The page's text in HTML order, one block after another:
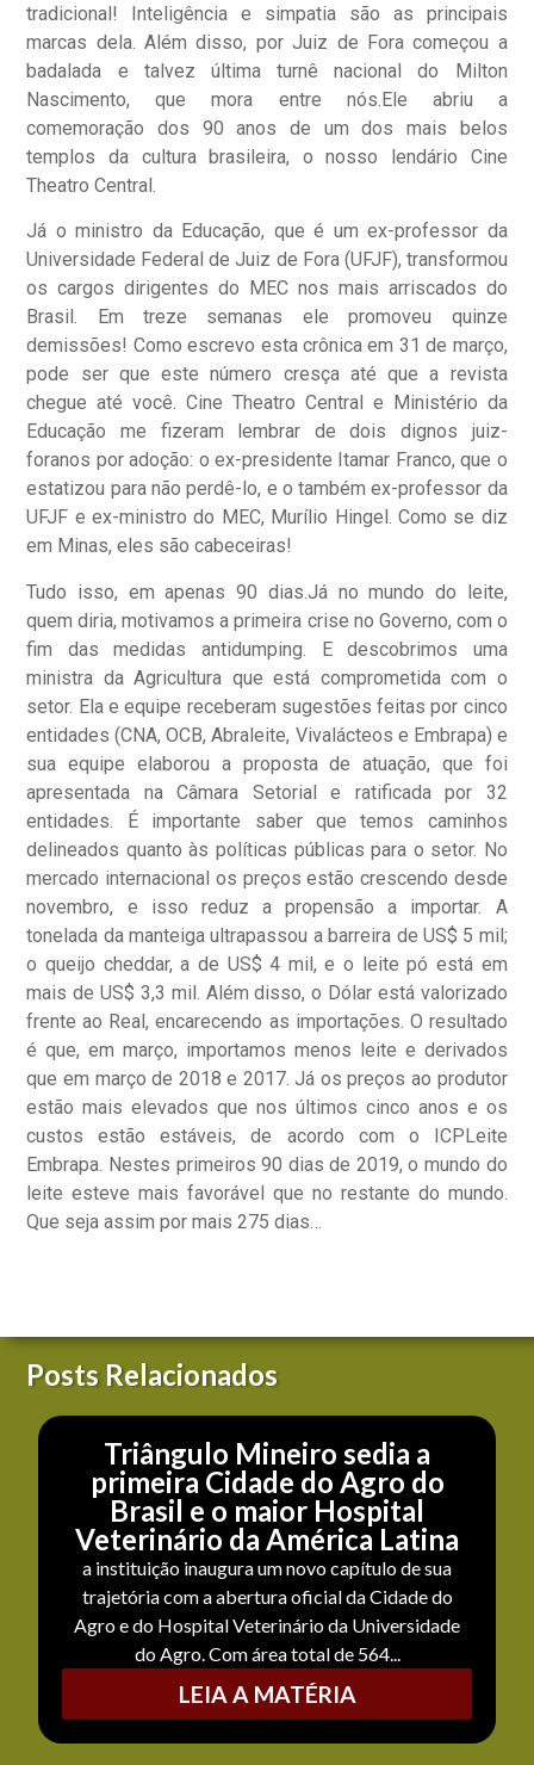
tradicional! Inteligência e simpatia são as principais
marcas dela. Além disso, por Juiz de Fora começou a
badalada e talvez última turnê nacional do Milton
Nascimento, que mora entre nós.Ele abriu a
comemoração dos 90 anos de um dos mais belos
templos da cultura brasileira, o nosso lendário Cine
Theatro Central.
Já o ministro da Educação, que é um ex-professor da
Universidade Federal de Juiz de Fora (UFJF), transformou
os cargos dirigentes do MEC nos mais arriscados do
Brasil. Em treze semanas ele promoveu quinze
demissões! Como escrevo esta crônica em 31 de março,
pode ser que este número cresça até que a revista
chegue até você. Cine Theatro Central e Ministério da
Educação me fizeram lembrar de dois dignos juiz-
foranos por adoção: o ex-presidente Itamar Franco, que o
estatizou para não perdê-lo, e o também ex-professor da
UFJF e ex-ministro do MEC, Murílio Hingel. Como se diz
em Minas, eles são cabeceiras!
Tudo isso, em apenas 90 dias.Já no mundo do leite,
quem diria, motivamos a primeira crise no Governo, com o
fim das medidas antidumping. E descobrimos uma
ministra da Agricultura que está comprometida com o
setor. Ela e equipe receberam sugestões feitas por cinco
entidades (CNA, OCB, Abraleite, Vivalácteos e Embrapa) e
sua equipe elaborou a proposta de atuação, que foi
apresentada na Câmara Setorial e ratificada por 32
entidades. É importante saber que temos caminhos
delineados quanto às políticas públicas para o setor. No
mercado internacional os preços estão crescendo desde
novembro, e isso reduz a propensão a importar. A
tonelada da manteiga ultrapassou a barreira de US$ 5 mil;
o queijo cheddar, a de US$ 4 mil, e o leite pó está em
mais de US$ 3,3 mil. Além disso, o Dólar está valorizado
frente ao Real, encarecendo as importações. O resultado
é que, em março, importamos menos leite e derivados
que em março de 2018 e 2017. Já os preços ao produtor
estão mais elevados que nos últimos cinco anos e os
custos estão estáveis, de acordo com o ICPLeite
Embrapa. Nestes primeiros 90 dias de 2019, o mundo do
leite esteve mais favorável que no restante do mundo.
Que seja assim por mais 275 dias…
Posts Relacionados
Triângulo Mineiro sedia a
primeira Cidade do Agro do
Brasil e o maior Hospital
Veterinário da América Latina
a instituição inaugura um novo capítulo de sua
trajetória com a abertura oficial da Cidade do
Agro e do Hospital Veterinário da Universidade
do Agro. Com área total de 564...
LEIA A MATÉRIA